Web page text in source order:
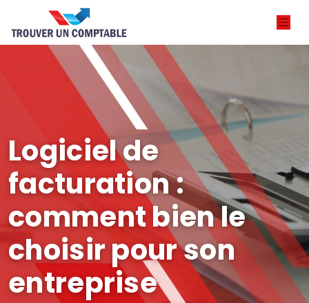
Logiciel de
facturation :
comment bien le
choisir pour son
entreprise